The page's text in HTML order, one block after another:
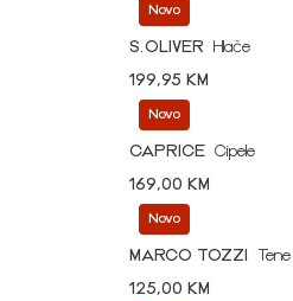
Novo
S.OLIVER
Hlače
199,95 KM
Novo
CAPRICE Cipele
169,00 KM
Novo
MARCO TOZZI
Tene
125,00 KM